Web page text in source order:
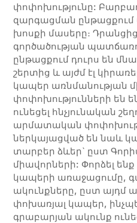
փոփոխությունը:
զարգացման ընթացքում
խոսքի մասերը։
գործածության
ընթացքում դուրս են
շերտից և այժմ էլ
կապեր առնմանության
փոփոխությունների են
ունեցել հնչյունական
արմատական
ներկայացված են նաև
տարբեր ձևեր` ըստ
միավորների: Փորձել
կապերի առաջացումը,
ակունքները, ըստ այդմ
փոխառյալ կապեր,
գրաբարյան ակունք